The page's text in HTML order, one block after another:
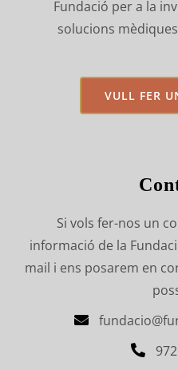
Fundació per a la
solucions
VULL FER
Si vols fer-nos un
informació de la
mail i ens posarem en